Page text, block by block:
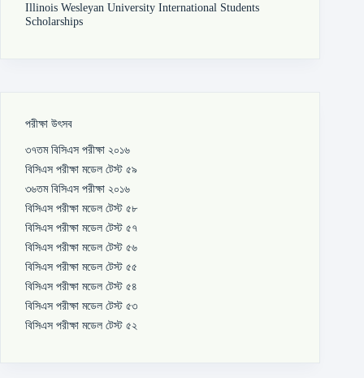
Illinois Wesleyan University International Students
Scholarships
পরীক্ষা উৎসব
৩৭তম বিসিএস পরীক্ষা ২০১৬
বিসিএস পরীক্ষা মডেল টেস্ট ৫৯
৩৬তম বিসিএস পরীক্ষা ২০১৬
বিসিএস পরীক্ষা মডেল টেস্ট ৫৮
বিসিএস পরীক্ষা মডেল টেস্ট ৫৭
বিসিএস পরীক্ষা মডেল টেস্ট ৫৬
বিসিএস পরীক্ষা মডেল টেস্ট ৫৫
বিসিএস পরীক্ষা মডেল টেস্ট ৫৪
বিসিএস পরীক্ষা মডেল টেস্ট ৫৩
বিসিএস পরীক্ষা মডেল টেস্ট ৫২